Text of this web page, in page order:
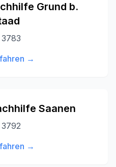
Grund b.
3783
→
Saanen
3792
→